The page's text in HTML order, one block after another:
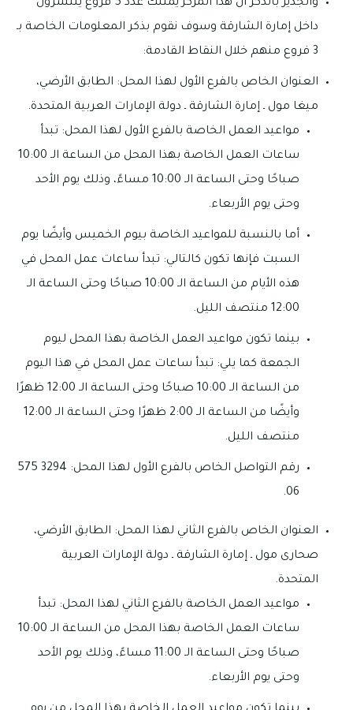
والجدير بالذكر أن هذا المركز يمتلك عدد 5 فروع ينتشرون
داخل إمارة الشارقة وسوف نقوم بذكر المعلومات الخاصة بـ
3 فروع منهم خلال النقاط القادمة:
العنوان الخاص بالفرع الأول لهذا المحل: الطابق الأرضي،
ميغا مول ـ إمارة الشارقة ـ دولة الإمارات العربية المتحدة.
مواعيد العمل الخاصة بالفرع الأول لهذا المحل: تبدأ
ساعات العمل الخاصة بهذا المحل من الساعة الـ 10:00
صباحًا وحتى الساعة الـ 10:00 مساءً، وذلك يوم الأحد
وحتى يوم الأربعاء.
أما بالنسبة للمواعيد الخاصة بيوم الخميس وأيضًا يوم
السبت فإنها تكون كالتالي: تبدأ ساعات عمل المحل في
هذه الأيام من الساعة الـ 10:00 صباحًا وحتى الساعة الـ
12:00 منتصف الليل.
بينما تكون مواعيد العمل الخاصة بهذا المحل ليوم
الجمعة كما يلي: تبدأ ساعات عمل المحل في هذا اليوم
من الساعة الـ 10:00 صباحًا وحتى الساعة الـ 12:00 ظهرًا
وأيضًا من الساعة الـ 2:00 ظهرًا وحتى الساعة الـ 12:00
منتصف الليل.
رقم التواصل الخاص بالفرع الأول لهذا المحل: 3294 575
06.
العنوان الخاص بالفرع الثاني لهذا المحل: الطابق الأرضي،
صحارى مول ـ إمارة الشارقة ـ دولة الإمارات العربية
المتحدة.
مواعيد العمل الخاصة بالفرع الثاني لهذا المحل: تبدأ
ساعات العمل الخاصة بهذا المحل من الساعة الـ 10:00
صباحًا وحتى الساعة الـ 11:00 مساءً، وذلك يوم الأحد
وحتى يوم الأربعاء.